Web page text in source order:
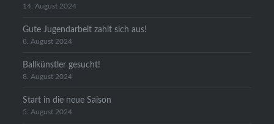
14. August 2024
Gute Jugendarbeit zahlt sich aus!
8. August 2024
Ballkünstler gesucht!
8. August 2024
Start in die neue Saison
5. August 2024